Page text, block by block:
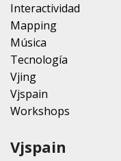
Interactividad
Mapping
Música
Tecnología
Vjing
Vjspain
Workshops
Vjspain